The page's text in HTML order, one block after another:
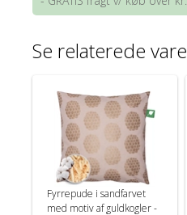
Se relaterede
Fyrrepude i sandfarvet
med motiv af guldkogler -